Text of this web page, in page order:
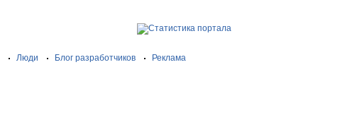
Люди Блог разработчиков
Реклама